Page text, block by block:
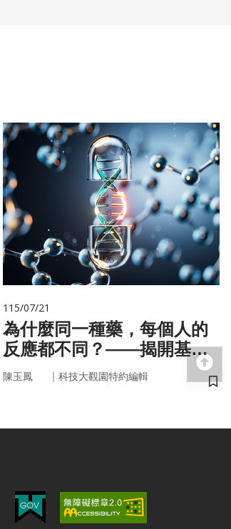
籤
115/07/21
為什麼同一種藥，每個人的
反應都不同？——揭開基因
的用藥密碼
陳玉鳳 ｜ 科技大觀園特約編輯
儲
回